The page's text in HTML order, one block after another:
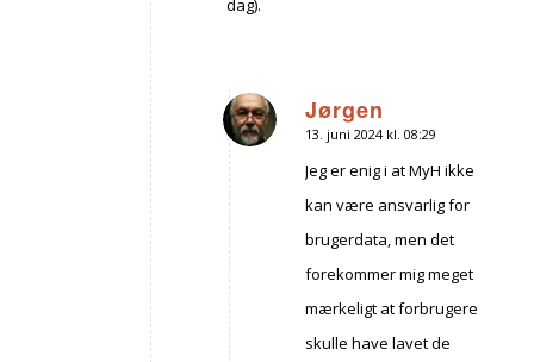
dag).
Jørgen
siger:
13. juni 2024 kl. 08:29
Jeg er enig i at MyH ikke
kan være ansvarlig for
brugerdata, men det
forekommer mig meget
mærkeligt at forbrugere
skulle have lavet de